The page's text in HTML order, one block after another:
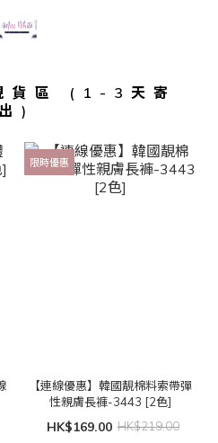
貨區 (1-3天寄
出)
限時優惠
【連線優惠】韓國靚棉料索帶彈
性親膚長褲-3443 [2色]
HK$169.00 HK$219.00